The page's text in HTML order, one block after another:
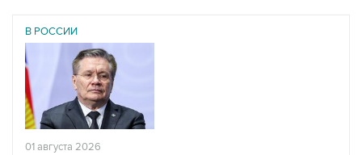
В РОССИИ
01 августа 2026